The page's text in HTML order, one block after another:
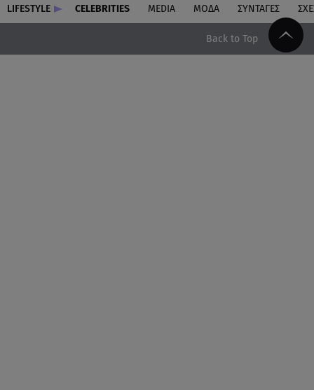
LIFESTYLE CELEBRITIES MEDIA ΜΟΔΑ ΣΥΝΤΑΓΕΣ
Back to Top